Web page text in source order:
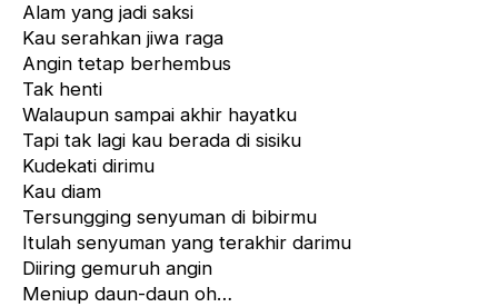
Alam yang jadi saksi
Kau serahkan jiwa raga
Angin tetap berhembus
Tak henti
Walaupun sampai akhir hayatku
Tapi tak lagi kau berada di sisiku
Kudekati dirimu
Kau diam
Tersungging senyuman di bibirmu
Itulah senyuman yang terakhir darimu
Diiring gemuruh angin
Meniup daun-daun oh…